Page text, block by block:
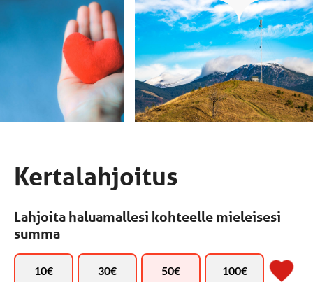
Kertalahjoitus
Lahjoita haluamallesi kohteelle mieleisesi
summa
10€ 30€ 50€ 100€